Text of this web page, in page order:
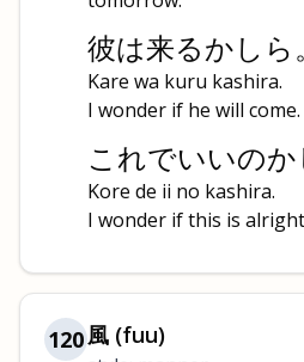
彼は来るかしら。
Kare wa kuru kashira.
I wonder if he will come.
これでいいのか
Kore de ii no kashira.
I wonder if this is
120風 (fuu)